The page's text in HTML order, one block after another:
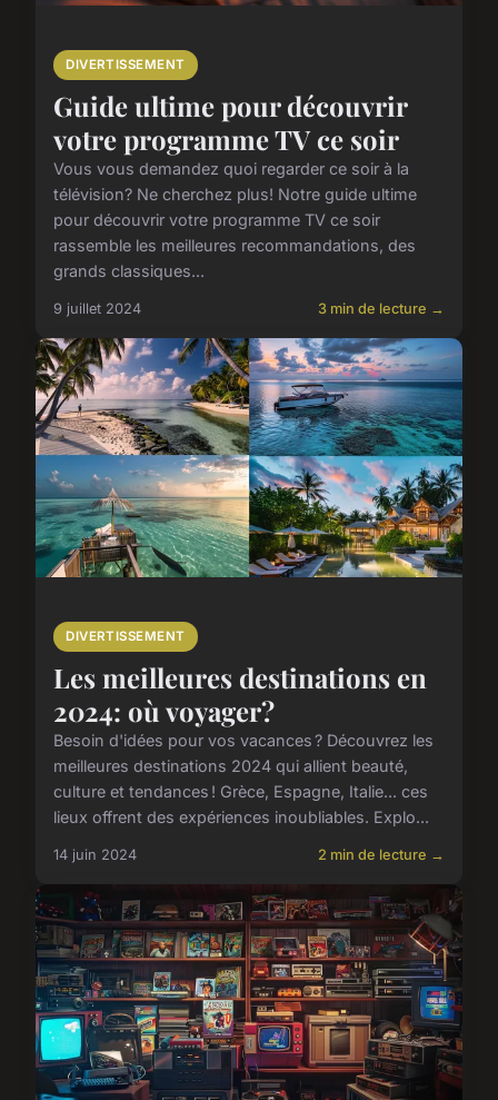
DIVERTISSEMENT
Guide ultime pour découvrir
votre programme TV ce soir
Vous vous demandez quoi regarder ce soir à la
télévision? Ne cherchez plus! Notre guide ultime
pour découvrir votre programme TV ce soir
rassemble les meilleures recommandations, des
grands classiques...
9 juillet 2024 3 min de lecture →
DIVERTISSEMENT
Les meilleures destinations en
2024: où voyager?
Besoin d'idées pour vos vacances ? Découvrez les
meilleures destinations 2024 qui allient beauté,
culture et tendances ! Grèce, Espagne, Italie... ces
lieux offrent des expériences inoubliables. Explo...
14 juin 2024 2 min de lecture →